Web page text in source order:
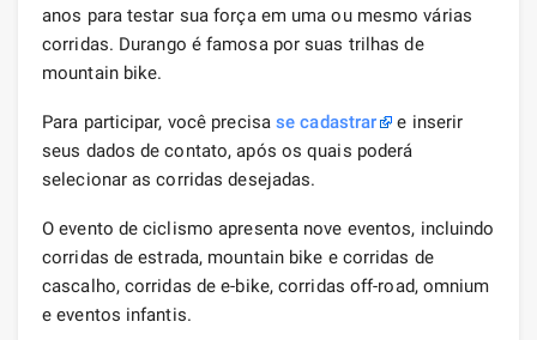
anos para testar sua força em uma ou mesmo várias
corridas. Durango é famosa por suas trilhas de
mountain bike.
Para participar, você precisa se cadastrar
e inserir
seus dados de contato, após os quais poderá
selecionar as corridas desejadas.
O evento de ciclismo apresenta nove eventos, incluindo
corridas de estrada, mountain bike e corridas de
cascalho, corridas de e-bike, corridas off-road, omnium
e eventos infantis.